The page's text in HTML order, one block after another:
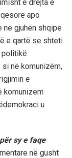
imisht e drejta e
apo
në gjuhën shqipe
e qartë se shteti
politikë
si në komunizëm,
e
komunizëm
demokraci u
për sye faqe
në gusht